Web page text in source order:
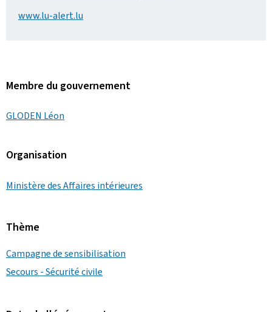
www.lu-alert.lu
Membre du gouvernement
GLODEN Léon
Organisation
Ministère des Affaires intérieures
Thème
Campagne de sensibilisation
Secours - Sécurité civile